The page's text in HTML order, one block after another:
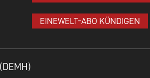
EINEWELT-ABO KÜNDIGEN